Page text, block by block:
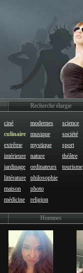
Recherche élargie
ciné
culinaire
extrême
intérieure
jardinage
littérature
maison
médicine
modernes
musique
mystique
nature
ordinateurs
philosophie
photo
religion
science
société
sport
théâtre
tourisme
Hommes